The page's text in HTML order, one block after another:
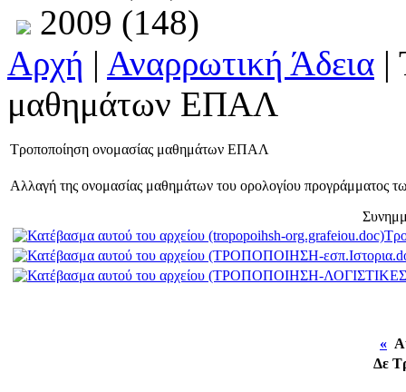
2009 (148)
Αρχή | Αναρρωτική Άδεια |
μαθημάτων ΕΠΑΛ
Τροποποίηση ονομασίας μαθημάτων ΕΠΑΛ
Αλλαγή της ονομασίας μαθημάτων του ορολογίου
«
Δε